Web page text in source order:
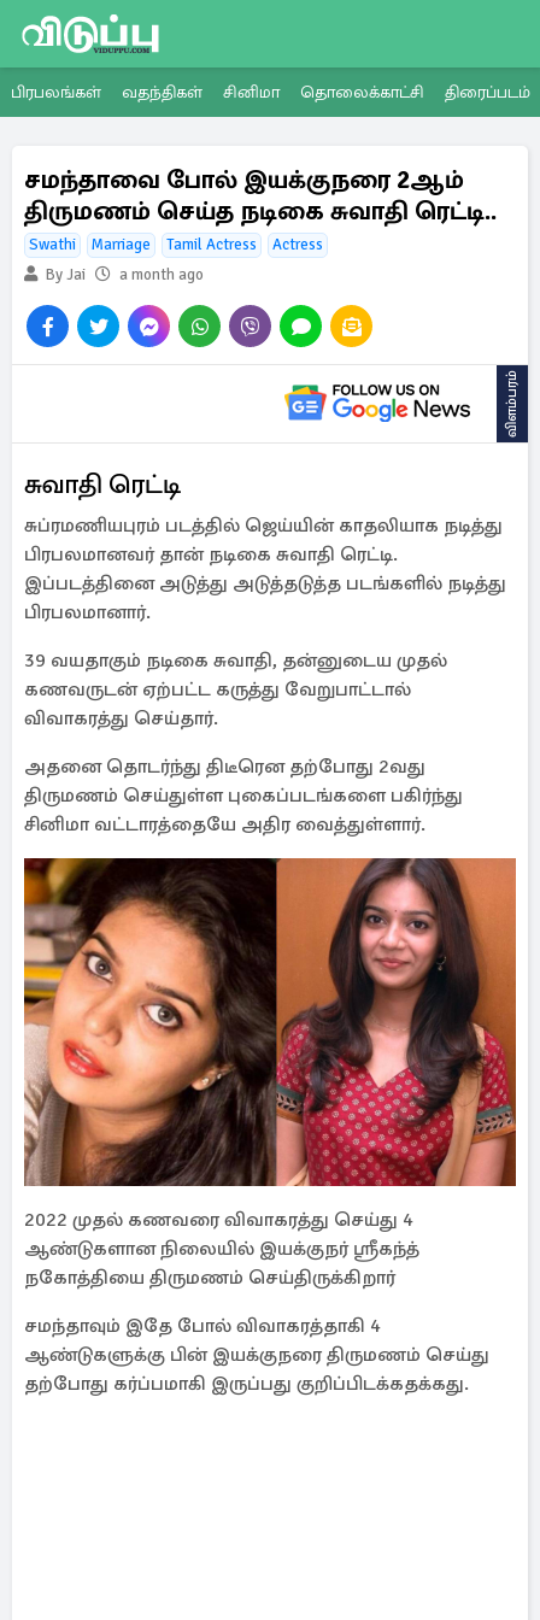
பிரபலங்கள் வதந்திகள் சினிமா தொலைக்காட்சி திரைப்படம்
சமந்தாவை போல் இயக்குநரை 2ஆம்
திருமணம் செய்த நடிகை சுவாதி ரெட்டி..
Swathi Marriage Tamil Actress
Actress
By Jai
a month ago
விளம்பரம்
சுவாதி ரெட்டி
சுப்ரமணியபுரம் படத்தில் ஜெய்யின் காதலியாக நடித்து
பிரபலமானவர் தான் நடிகை சுவாதி ரெட்டி.
இப்படத்தினை அடுத்து அடுத்தடுத்த படங்களில் நடித்து
பிரபலமானார்.
39 வயதாகும் நடிகை சுவாதி, தன்னுடைய முதல்
கணவருடன் ஏற்பட்ட கருத்து வேறுபாட்டால்
விவாகரத்து செய்தார்.
அதனை தொடர்ந்து திடீரென தற்போது 2வது
திருமணம் செய்துள்ள புகைப்படங்களை பகிர்ந்து
சினிமா வட்டாரத்தையே அதிர வைத்துள்ளார்.
2022 முதல் கணவரை விவாகரத்து செய்து 4
ஆண்டுகளான நிலையில் இயக்குநர் ஸ்ரீகந்த்
நகோத்தியை திருமணம் செய்திருக்கிறார்
சமந்தாவும் இதே போல் விவாகரத்தாகி 4
ஆண்டுகளுக்கு பின் இயக்குநரை திருமணம் செய்து
தற்போது கர்ப்பமாகி இருப்பது குறிப்பிடக்கதக்கது.